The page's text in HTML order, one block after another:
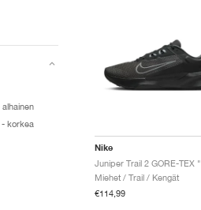
- korkea
Nike
Miehet / Trail / Kengät
€114,99